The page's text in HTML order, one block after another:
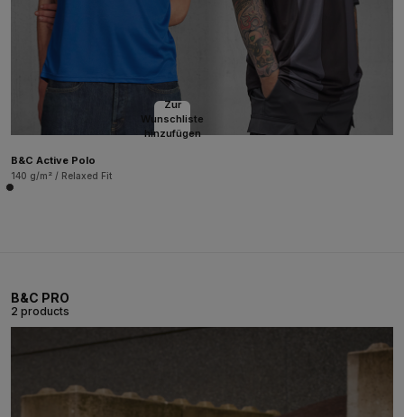
Zur
Wunschliste
hinzufügen
B&C Active Polo
140 g/m² / Relaxed Fit
B&C PRO
2 products